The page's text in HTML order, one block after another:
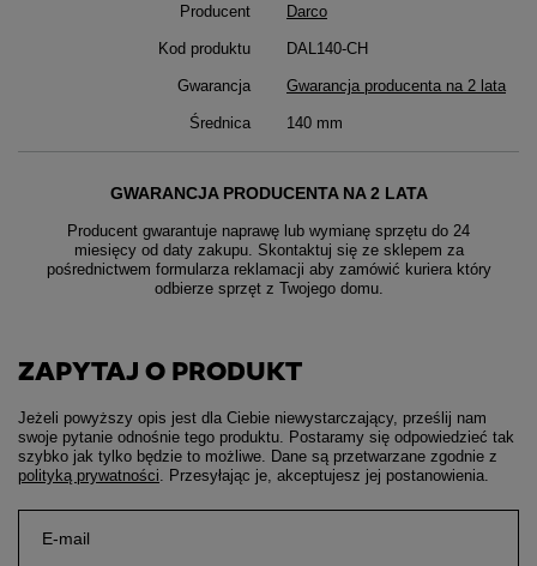
Producent Darco
Kod produktu DAL140-CH
Gwarancja Gwarancja producenta na 2 lata
Średnica 140 mm
GWARANCJA PRODUCENTA NA 2 LATA
Producent gwarantuje naprawę lub wymianę sprzętu do 24
miesięcy od daty zakupu. Skontaktuj się ze sklepem za
pośrednictwem formularza reklamacji aby zamówić kuriera który
odbierze sprzęt z Twojego domu.
ZAPYTAJ O PRODUKT
Jeżeli powyższy opis jest dla Ciebie niewystarczający, prześlij nam
swoje pytanie odnośnie tego produktu. Postaramy się odpowiedzieć tak
szybko jak tylko będzie to możliwe. Dane są przetwarzane zgodnie z
polityką prywatności . Przesyłając je, akceptujesz jej postanowienia.
E-mail